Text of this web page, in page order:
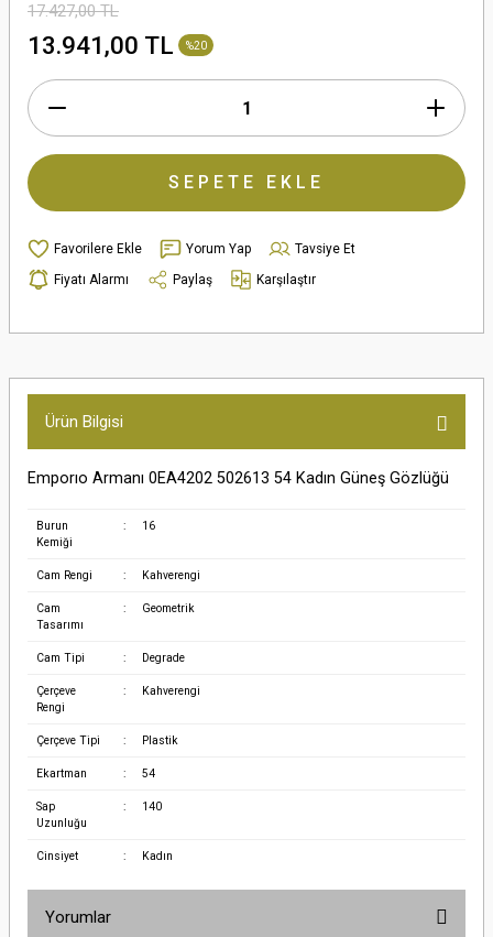
17.427,00 TL
13.941,00 TL %20
SEPETE EKLE
Yorum Yap
Tavsiye Et
Fiyatı Alarmı
Paylaş Karşılaştır
Ürün Bilgisi
Emporıo Armanı 0EA4202 502613 54 Kadın Güneş Gözlüğü
Burun
Kemiği
: 16
Cam Rengi : Kahverengi
Cam
Tasarımı
: Geometrik
Cam Tipi : Degrade
Çerçeve
Rengi
: Kahverengi
Çerçeve Tipi : Plastik
Ekartman : 54
Sap
Uzunluğu
: 140
Cinsiyet : Kadın
Yorumlar